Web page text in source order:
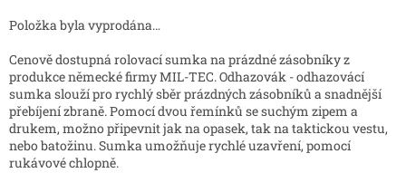
Položka byla vyprodána…
Cenově dostupná rolovací sumka na prázdné zásobníky z
produkce německé firmy MIL-TEC. Odhazovák - odhazovácí
sumka slouží pro rychlý sběr prázdných zásobníků a snadnější
přebíjení zbraně. Pomocí dvou řemínků se suchým zipem a
drukem, možno připevnit jak na opasek, tak na taktickou vestu,
nebo batožinu. Sumka umožňuje rychlé uzavření, pomocí
rukávové chlopně.